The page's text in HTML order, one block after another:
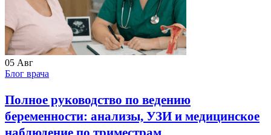
05 Авг
Блог врача
Полное руководство по ведению
беременности: анализы, УЗИ и медицинское